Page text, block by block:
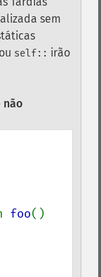
sem
ou self:: irão
não
foo()